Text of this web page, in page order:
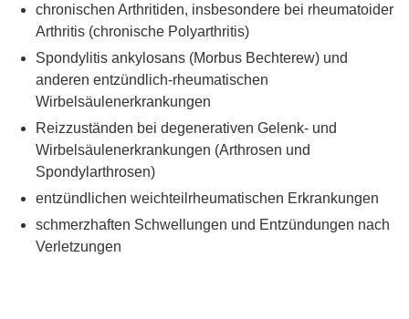
chronischen Arthritiden, insbesondere bei rheumatoider
Arthritis (chronische Polyarthritis)
Spondylitis ankylosans (Morbus Bechterew) und
anderen entzündlich-rheumatischen
Wirbelsäulenerkrankungen
Reizzuständen bei degenerativen Gelenk- und
Wirbelsäulenerkrankungen (Arthrosen und
Spondylarthrosen)
entzündlichen weichteilrheumatischen Erkrankungen
schmerzhaften Schwellungen und Entzündungen nach
Verletzungen